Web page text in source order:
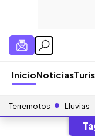
InicioNoticias
Terremotos Lluvias